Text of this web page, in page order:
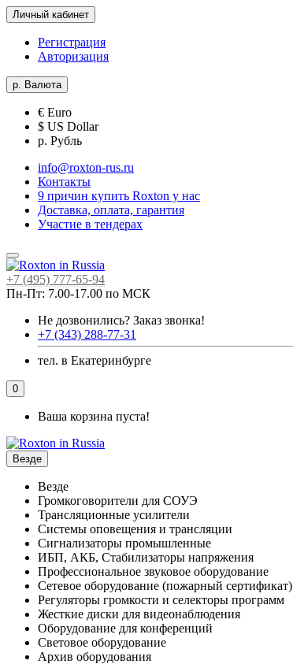
Личный кабинет
Регистрация
Авторизация
р. Валюта
€ Euro
$ US Dollar
р. Рубль
info@roxton-rus.ru
Контакты
9 причин купить Roxton у нас
Доставка, оплата, гарантия
Участие в тендерах
+7 (495) 777-65-94
Пн-Пт: 7.00-17.00 по МСК
Не дозвонились? Заказ звонка!
+7 (343) 288-77-31
тел. в Екатеринбурге
0
Ваша корзина пуста!
Везде
Везде
Громкоговорители для СОУЭ
Трансляционные усилители
Системы оповещения и трансляции
Сигнализаторы промышленные
ИБП, АКБ, Стабилизаторы напряжения
Профессиональное звуковое оборудование
Сетевое оборудование (пожарный сертификат)
Регуляторы громкости и селекторы программ
Жесткие диски для видеонаблюдения
Оборудование для конференций
Световое оборудование
Архив оборудования